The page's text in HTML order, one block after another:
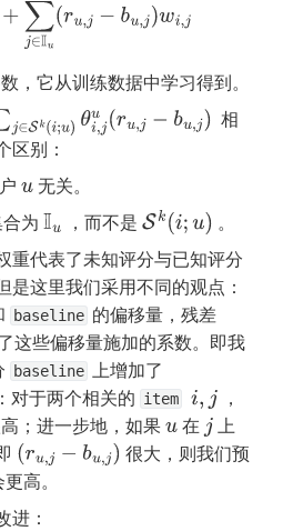
i+ ∑j∈ Iu(ru, −b u,j )wi,j
，它从训练数据中学习得到。
k(i;u)θi,ju (ru,j−bu, j)
  相
区别：
u 无关。
为 Iu ，而不是 Sk(i;u)
。
重代表了未知评分与已知评分
是这里我们采用不同的观点：
baseline 的偏移量，残差
这些偏移量施加的系数。即我
baseline 上增加了
：对于两个相关的 item i,j ，
；进一步地，如果 u 在 j 上
(ru,j− bu ,j)
很大，则我们预
高。
进：